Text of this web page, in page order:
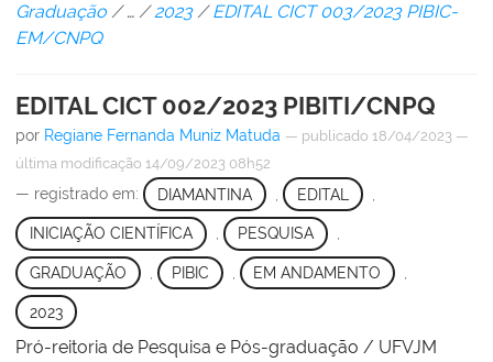
Graduação /… /2023 /EDITAL CICT 003/2023 PIBIC-
EM/CNPQ
EDITAL CICT 002/2023 PIBITI/CNPQ
por Regiane Fernanda Muniz Matuda — publicado 18/04/2023 —
última modificação 14/09/2023 08h52
— registrado em: DIAMANTINA EDITAL
INICIAÇÃO CIENTÍFICA , PESQUISA ,
GRADUAÇÃO PIBIC EM ANDAMENTO
2023
Pró-reitoria de Pesquisa e Pós-graduação / UFVJM